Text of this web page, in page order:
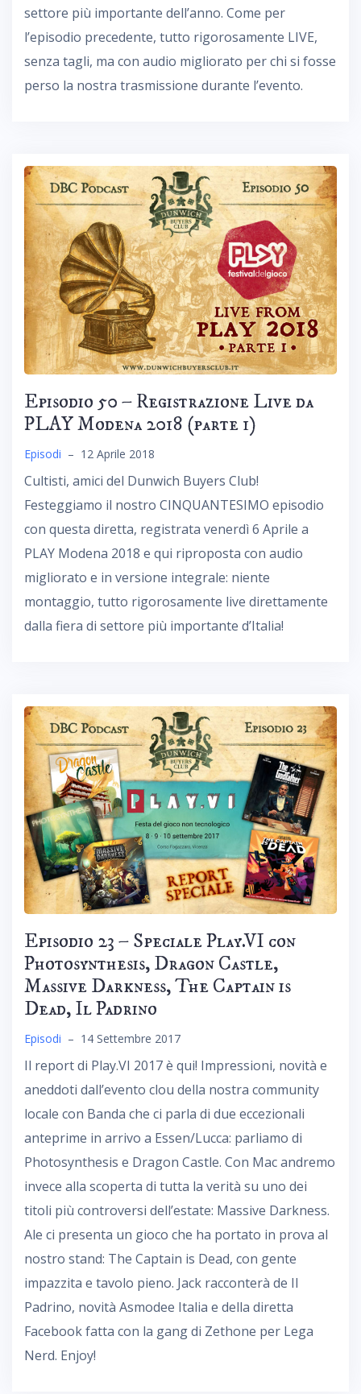
settore più importante dell’anno. Come per
l’episodio precedente, tutto rigorosamente LIVE,
senza tagli, ma con audio migliorato per chi si fosse
perso la nostra trasmissione durante l’evento.
Episodio 50 – Registrazione Live da
PLAY Modena 2018 (parte 1)
Episodi – 12 Aprile 2018
Cultisti, amici del Dunwich Buyers Club!
Festeggiamo il nostro CINQUANTESIMO episodio
con questa diretta, registrata venerdì 6 Aprile a
PLAY Modena 2018 e qui riproposta con audio
migliorato e in versione integrale: niente
montaggio, tutto rigorosamente live direttamente
dalla fiera di settore più importante d’Italia!
Episodio 23 – Speciale Play.VI con
Photosynthesis, Dragon Castle,
Massive Darkness, The Captain is
Dead, Il Padrino
Episodi – 14 Settembre 2017
Il report di Play.VI 2017 è qui! Impressioni, novità e
aneddoti dall’evento clou della nostra community
locale con Banda che ci parla di due eccezionali
anteprime in arrivo a Essen/Lucca: parliamo di
Photosynthesis e Dragon Castle. Con Mac andremo
invece alla scoperta di tutta la verità su uno dei
titoli più controversi dell’estate: Massive Darkness.
Ale ci presenta un gioco che ha portato in prova al
nostro stand: The Captain is Dead, con gente
impazzita e tavolo pieno. Jack racconterà de Il
Padrino, novità Asmodee Italia e della diretta
Facebook fatta con la gang di Zethone per Lega
Nerd. Enjoy!